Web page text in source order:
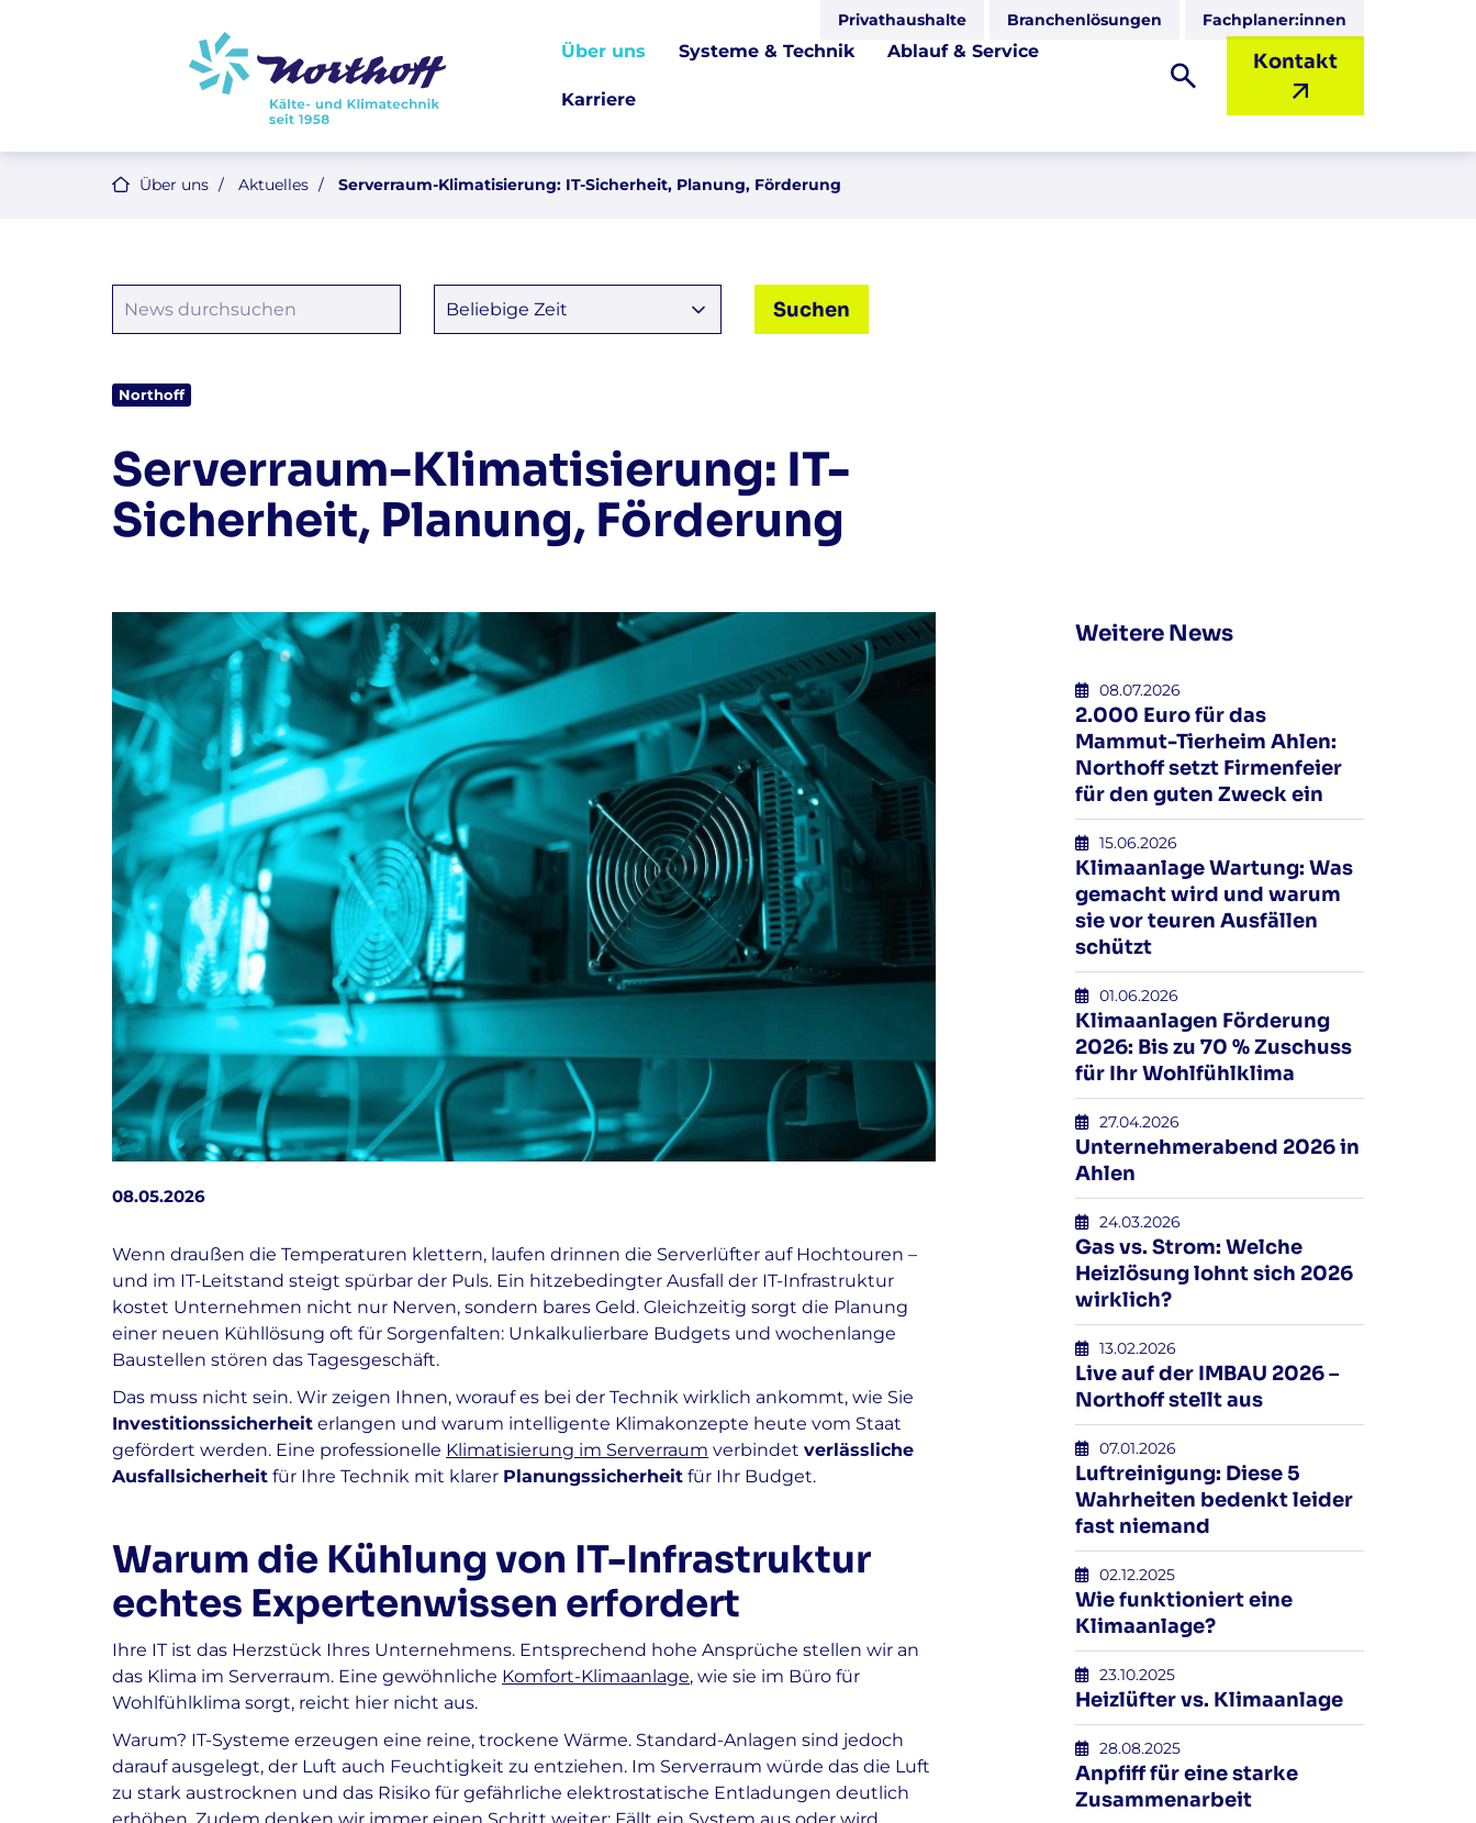
Über uns Systeme & Technik Ablauf & Service
Karriere
Kontakt
Privathaushalte Branchenlösungen Fachplaner:innen
Über uns Aktuelles Serverraum-Klimatisierung: IT-Sicherheit, Planung, Förderung
Northoff
Serverraum-Klimatisierung: IT-
Sicherheit, Planung, Förderung
08.05.2026
Wenn draußen die Temperaturen klettern, laufen drinnen die Serverlüfter auf Hochtouren –
und im IT-Leitstand steigt spürbar der Puls. Ein hitzebedingter Ausfall der IT-Infrastruktur
kostet Unternehmen nicht nur Nerven, sondern bares Geld. Gleichzeitig sorgt die Planung
einer neuen Kühllösung oft für Sorgenfalten: Unkalkulierbare Budgets und wochenlange
Baustellen stören das Tagesgeschäft.
Das muss nicht sein. Wir zeigen Ihnen, worauf es bei der Technik wirklich ankommt, wie Sie
Investitionssicherheit erlangen und warum intelligente Klimakonzepte heute vom Staat
gefördert werden. Eine professionelle Klimatisierung im Serverraum verbindet verlässliche
Ausfallsicherheit für Ihre Technik mit klarer Planungssicherheit für Ihr Budget.
Warum die Kühlung von IT-Infrastruktur
echtes Expertenwissen erfordert
Ihre IT ist das Herzstück Ihres Unternehmens. Entsprechend hohe Ansprüche stellen wir an
das Klima im Serverraum. Eine gewöhnliche Komfort-Klimaanlage, wie sie im Büro für
Wohlfühlklima sorgt, reicht hier nicht aus.
Warum? IT-Systeme erzeugen eine reine, trockene Wärme. Standard-Anlagen sind jedoch
darauf ausgelegt, der Luft auch Feuchtigkeit zu entziehen. Im Serverraum würde das die Luft
zu stark austrocknen und das Risiko für gefährliche elektrostatische Entladungen deutlich
Weitere News
08.07.2026
2.000 Euro für das
Mammut-Tierheim Ahlen:
Northoff setzt Firmenfeier
für den guten Zweck ein
15.06.2026
Klimaanlage Wartung: Was
gemacht wird und warum
sie vor teuren Ausfällen
schützt
01.06.2026
Klimaanlagen Förderung
2026: Bis zu 70 % Zuschuss
für Ihr Wohlfühlklima
27.04.2026
Unternehmerabend 2026 in
Ahlen
24.03.2026
Gas vs. Strom: Welche
Heizlösung lohnt sich 2026
wirklich?
13.02.2026
Live auf der IMBAU 2026 –
Northoff stellt aus
07.01.2026
Luftreinigung: Diese 5
Wahrheiten bedenkt leider
fast niemand
02.12.2025
Wie funktioniert eine
Klimaanlage?
23.10.2025
Heizlüfter vs. Klimaanlage
28.08.2025
Anpfiff für eine starke
Zusammenarbeit